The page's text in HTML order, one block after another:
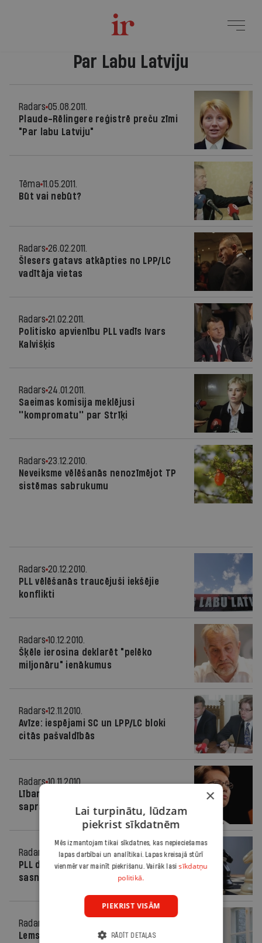
Par Labu Latviju
Radars 05.08.2011.
Plaude-Rēlingere reģistrē preču zīmi
"Par labu Latviju"
Tēma 11.05.2011.
Būt vai nebūt?
Radars 26.02.2011.
Šlesers gatavs atkāpties no LPP/LC
vadītāja vietas
Radars 21.02.2011.
Politisko apvienību PLL vadīs Ivars
Kalvišķis
Radars 24.01.2011.
Saeimas komisija meklējusi
''kompromatu'' par Strīķi
Radars 23.12.2010.
Neveiksme vēlēšanās nenozīmējot TP
sistēmas sabrukumu
Radars 20.12.2010.
PLL vēlēšanās traucējuši iekšējie
konflikti
Radars 10.12.2010.
Šķēle ierosina deklarēt "pelēko
miljonāru" ienākumus
Radars 12.11.2010.
Avīze: iespējami SC un LPP/LC bloki
citās pašvaldībās
Radars 10.11.2010.
Lībane-Šķēle pieļauj "Vienotības"
saprašanos ar PLL
Radars
06.11.2010.
PLL deklarētie vēlēšanu izdevumi
sasniedz miljonu
Radars
Lems par PLL demisijas pieprasījumu
×
Lai turpinātu, lūdzam
piekrist sīkdatnēm
Mēs izmantojam tikai sīkdatnes, kas nepieciešamas
lapas darbībai un analītikai. Lapas kreisajā stūrī
vienmēr var mainīt piekrišanu. Vairāk lasisīkdatņu
politikā.
PIEKRIST VISĀM
RĀDĪT DETAĻAS